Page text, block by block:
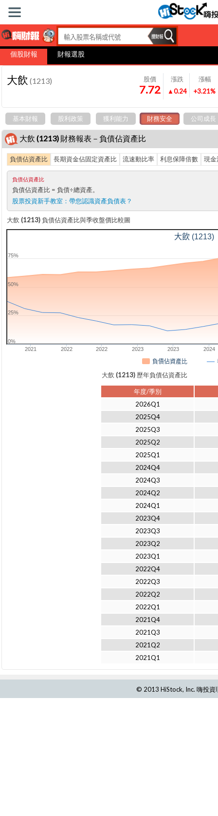
個股財報 財報選股
大飲 (1213) 股價
7.72
漲跌
▲0.24
漲幅
+3.21%
基本財報 股利政策 獲利能力 財務安全 公司成長
大飲 (1213) 財務報表－負債佔資產比
負債佔資產比 長期資金佔固定資產比 流速動比率 利息保障倍數 現金
負債佔資產比
負債佔資產比 = 負債÷總資產。
股票投資新手教室： 帶您認識資產負債表？
大飲 (1213) 負債佔資產比與季收盤價比較圖
大飲 (1213)
負債佔資產比
2021 2022 2022 2023 2023 2024
0%
25%
50%
75%
大飲 (1213) 歷年負債佔資產比
年度/季別
2026Q1
2025Q4
2025Q3
2025Q2
2025Q1
2024Q4
2024Q3
2024Q2
2024Q1
2023Q4
2023Q3
2023Q2
2023Q1
2022Q4
2022Q3
2022Q2
2022Q1
2021Q4
2021Q3
2021Q2
2021Q1
© 2013 HiStock, Inc. 嗨投資